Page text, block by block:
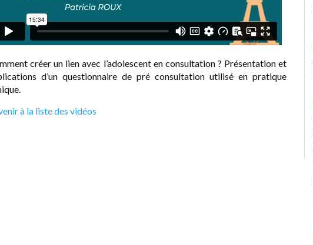
créer un lien avec l’adolescent en consultation ? Présentation et
d’un questionnaire de pré consultation utilisé en pratique
à la liste des vidéos